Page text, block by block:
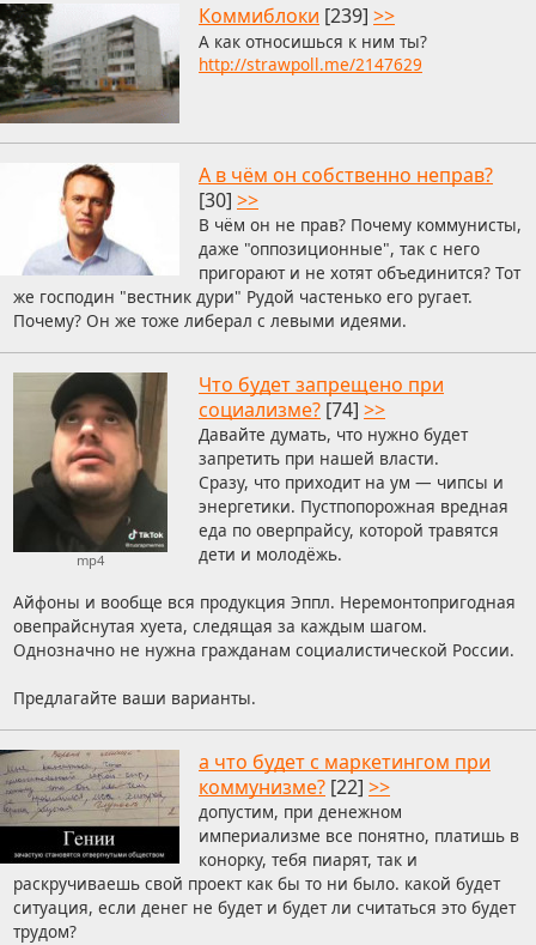
Коммиблоки [239] >>
А как относишься к ним ты?
http://strawpoll.me/2147629
А в чём он собственно неправ?
[30] >>
В чём он не прав? Почему коммунисты,
даже "оппозиционные", так с него
пригорают и не хотят объединится? Тот
же господин "вестник дури" Рудой частенько его ругает.
Почему? Он же тоже либерал с левыми идеями.
mp4
Что будет запрещено при
социализме? [74] >>
Давайте думать, что нужно будет
запретить при нашей власти.
Сразу, что приходит на ум — чипсы и
энергетики. Пустпопорожная вредная
еда по оверпрайсу, которой травятся
дети и молодёжь.
Айфоны и вообще вся продукция Эппл. Неремонтопригодная
овепрайснутая хуета, следящая за каждым шагом.
Однозначно не нужна гражданам социалистической России.
Предлагайте ваши варианты.
а что будет с маркетингом при
коммунизме? [22] >>
допустим, при денежном
империализме все понятно, платишь в
конорку, тебя пиарят, так и
раскручиваешь свой проект как бы то ни было. какой будет
ситуация, если денег не будет и будет ли считаться это будет
трудом?